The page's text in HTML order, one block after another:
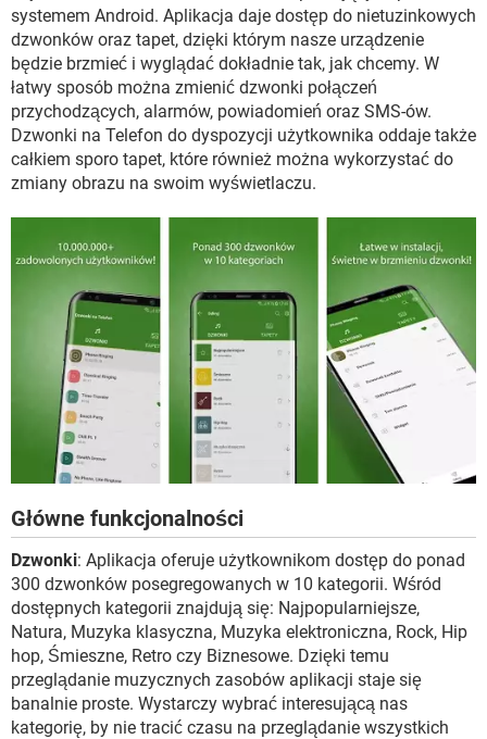
WINDOWS 10
systemem Android. Aplikacja daje dostęp do nietuzinkowych
dzwonków oraz tapet, dzięki którym nasze urządzenie
będzie brzmieć i wyglądać dokładnie tak, jak chcemy. W
łatwy sposób można zmienić dzwonki połączeń
przychodzących, alarmów, powiadomień oraz SMS-ów.
Dzwonki na Telefon do dyspozycji użytkownika oddaje także
całkiem sporo tapet, które również można wykorzystać do
zmiany obrazu na swoim wyświetlaczu.
Główne funkcjonalności
Dzwonki: Aplikacja oferuje użytkownikom dostęp do ponad
300 dzwonków posegregowanych w 10 kategorii. Wśród
dostępnych kategorii znajdują się: Najpopularniejsze,
Natura, Muzyka klasyczna, Muzyka elektroniczna, Rock, Hip
hop, Śmieszne, Retro czy Biznesowe. Dzięki temu
przeglądanie muzycznych zasobów aplikacji staje się
banalnie proste. Wystarczy wybrać interesującą nas
kategorię, by nie tracić czasu na przeglądanie wszystkich